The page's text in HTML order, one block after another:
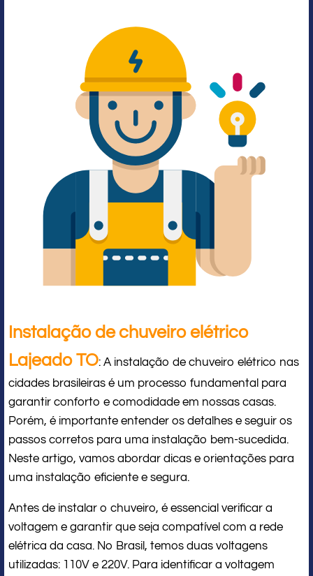
Instalação de chuveiro elétrico
Lajeado TO: A instalação de chuveiro elétrico nas
cidades brasileiras é um processo fundamental para
garantir conforto e comodidade em nossas casas.
Porém, é importante entender os detalhes e seguir os
passos corretos para uma instalação bem-sucedida.
Neste artigo, vamos abordar dicas e orientações para
uma instalação eficiente e segura.
Antes de instalar o chuveiro, é essencial verificar a
voltagem e garantir que seja compatível com a rede
elétrica da casa. No Brasil, temos duas voltagens
utilizadas: 110V e 220V. Para identificar a voltagem